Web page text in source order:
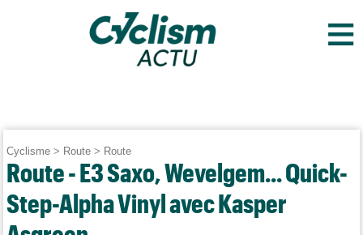
≡
Cyclisme > Route > Route
Route - E3 Saxo, Wevelgem... Quick-
Step-Alpha Vinyl avec Kasper